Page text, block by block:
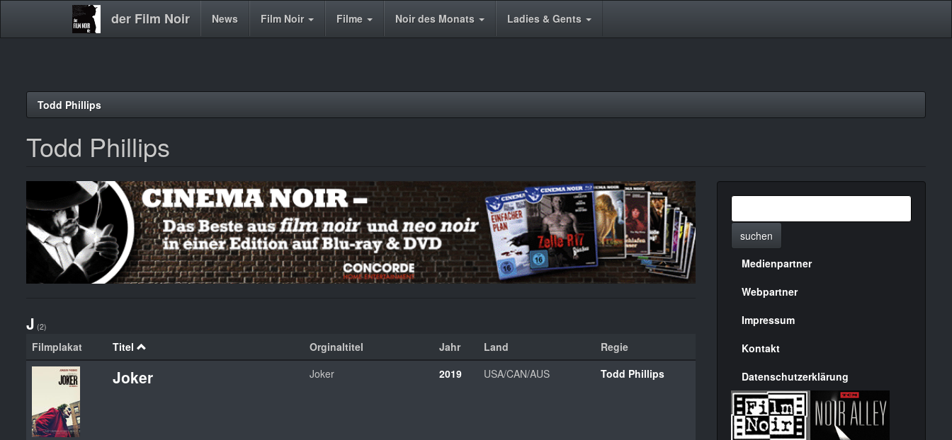
der Film Noir
Main News Film Noir Filme Noir des Monats Ladies & Gents
Todd Phillips
Todd Phillips
J (2)
Filmplakat Titel Orginaltitel Jahr Land Regie
Joker Joker 2019 USA/CAN/AUS Todd Phillips
suchen
Menülinks
rechte
Seite
Medienpartner
Webpartner
Impressum
Kontakt
Datenschutzerklärung